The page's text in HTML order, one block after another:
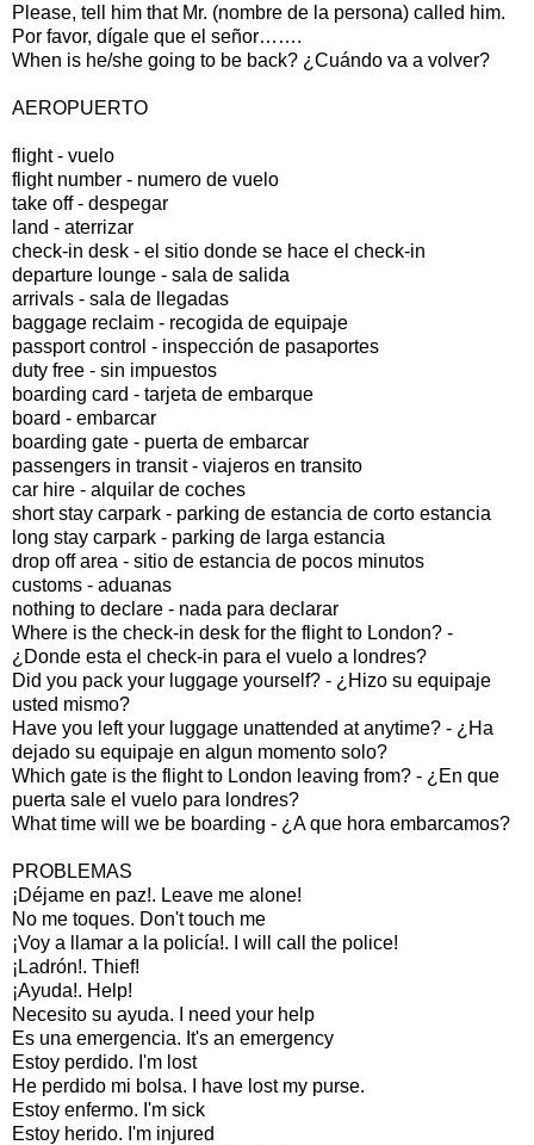
Please, tell him that Mr. (nombre de la persona) called him.
Por favor, dígale que el señor…….
When is he/she going to be back? ¿Cuándo va a volver?
AEROPUERTO
flight - vuelo
flight number - numero de vuelo
take off - despegar
land - aterrizar
check-in desk - el sitio donde se hace el check-in
departure lounge - sala de salida
arrivals - sala de llegadas
baggage reclaim - recogida de equipaje
passport control - inspección de pasaportes
duty free - sin impuestos
boarding card - tarjeta de embarque
board - embarcar
boarding gate - puerta de embarcar
passengers in transit - viajeros en transito
car hire - alquilar de coches
short stay carpark - parking de estancia de corto estancia
long stay carpark - parking de larga estancia
drop off area - sitio de estancia de pocos minutos
customs - aduanas
nothing to declare - nada para declarar
Where is the check-in desk for the flight to London? -
¿Donde esta el check-in para el vuelo a londres?
Did you pack your luggage yourself? - ¿Hizo su equipaje
usted mismo?
Have you left your luggage unattended at anytime? - ¿Ha
dejado su equipaje en algun momento solo?
Which gate is the flight to London leaving from? - ¿En que
puerta sale el vuelo para londres?
What time will we be boarding - ¿A que hora embarcamos?
PROBLEMAS
¡Déjame en paz!. Leave me alone!
No me toques. Don't touch me
¡Voy a llamar a la policía!. I will call the police!
¡Ladrón!. Thief!
¡Ayuda!. Help!
Necesito su ayuda. I need your help
Es una emergencia. It's an emergency
Estoy perdido. I'm lost
He perdido mi bolsa. I have lost my purse.
Estoy enfermo. I'm sick
Estoy herido. I'm injured